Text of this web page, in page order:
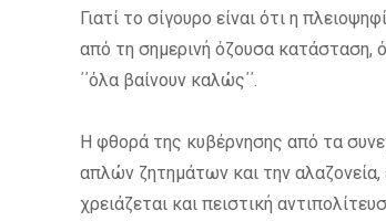
Γιατί το σίγουρο είναι ότι η
από τη σημερινή όζουσα
΄΄όλα βαίνουν καλώς΄΄.
Η φθορά της κυβέρνησης από τα
απλών ζητημάτων και την αλαζονεία,
χρειάζεται και πειστική